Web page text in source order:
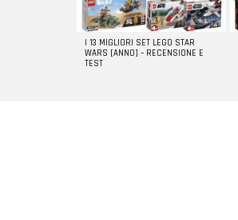
I 13 MIGLIORI SET LEGO STAR
WARS [ANNO] – RECENSIONE E
TEST